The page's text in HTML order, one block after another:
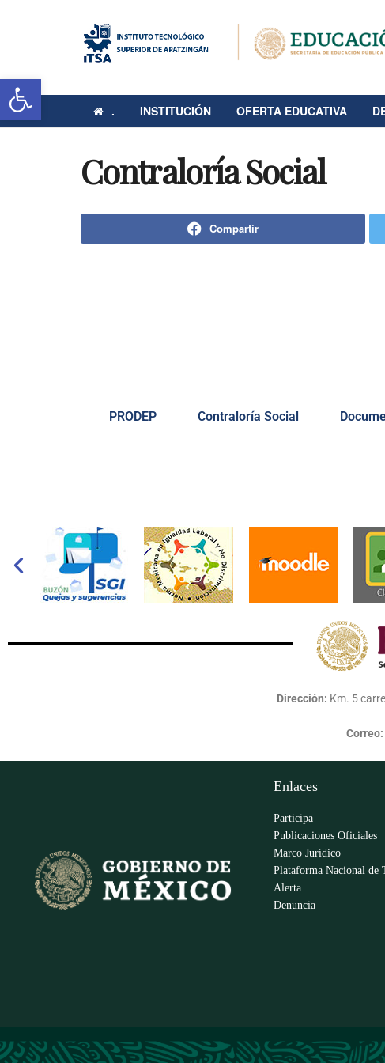
. INSTITUCIÓN OFERTA EDUCATIVA
Contraloría Social
Compartir
PRODEP Contraloría Social
Dirección: Km. 5
Correo:
Enlaces
Participa
Publicaciones Oficiales
Marco Jurídico
Plataforma Nacional de
Alerta
Denuncia
Abrir barra de herramientas